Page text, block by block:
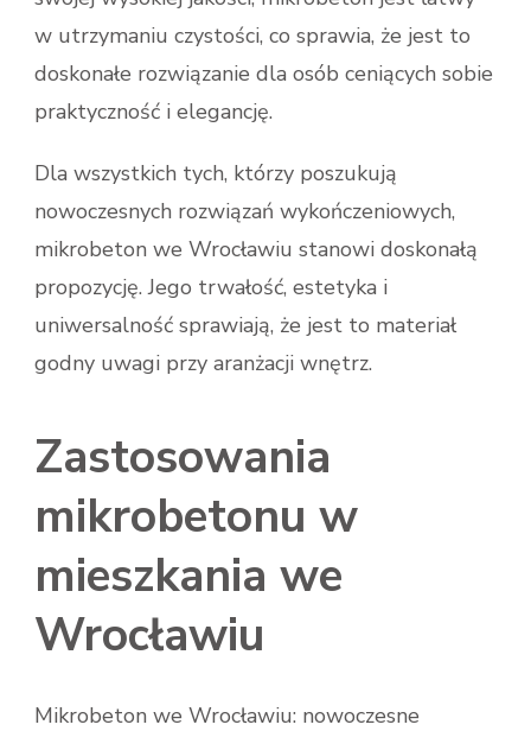
w utrzymaniu czystości, co sprawia, że jest to
doskonałe rozwiązanie dla osób ceniących sobie
praktyczność i elegancję.
Dla wszystkich tych, którzy poszukują
nowoczesnych rozwiązań wykończeniowych,
mikrobeton we Wrocławiu stanowi doskonałą
propozycję. Jego trwałość, estetyka i
uniwersalność sprawiają, że jest to materiał
godny uwagi przy aranżacji wnętrz.
Zastosowania
mikrobetonu w
mieszkania we
Wrocławiu
Mikrobeton we Wrocławiu: nowoczesne